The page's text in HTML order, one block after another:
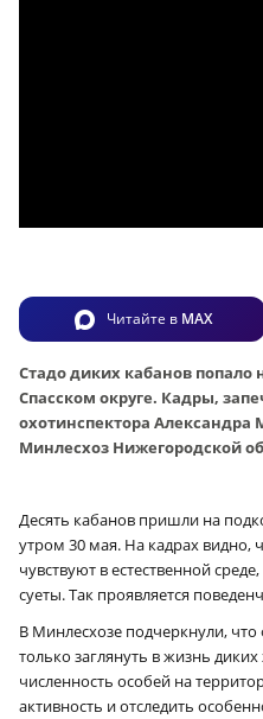
Читайте в MAX
Стадо диких кабанов попало
Спасском округе. Кадры,
охотинспектора Александра
Минлесхоз Нижегородской
Десять кабанов пришли на
утром 30 мая. На кадрах видно,
чувствуют в естественной
суеты. Так проявляется
В Минлесхозе подчеркнули,
только заглянуть в жизнь
численность особей на
активность и отследить